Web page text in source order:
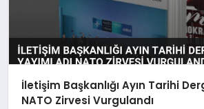
İletişim Başkanlığı Ayın Tarihi
NATO Zirvesi Vurgulandı